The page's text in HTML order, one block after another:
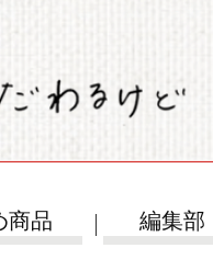
商品 編集部